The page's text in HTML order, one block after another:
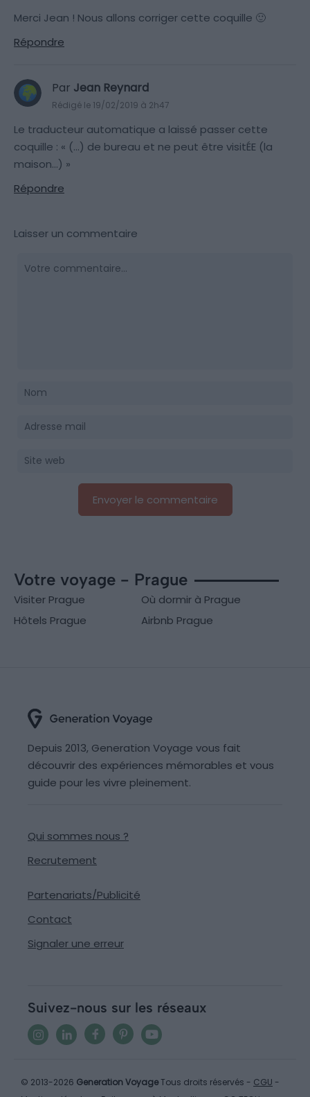
Merci Jean ! Nous allons corriger cette coquille 🙂
Répondre
Par Jean Reynard
Rédigé le 19/02/2019 à 2h47
Le traducteur automatique a laissé passer cette
coquille : « (…) de bureau et ne peut être visitÉE (la
maison…) »
Répondre
Laisser un commentaire
Votre voyage - Prague
Visiter Prague
Où dormir à Prague
Hôtels Prague
Airbnb Prague
Depuis 2013, Generation Voyage vous fait
découvrir des expériences mémorables et vous
guide pour les vivre pleinement.
Qui sommes nous ?
Recrutement
Partenariats/Publicité
Contact
Signaler une erreur
Suivez-nous sur les réseaux
© 2013-2026 Generation VoyageTous droits réservés - CGU -